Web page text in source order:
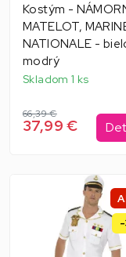
Kostým -
MATELOT,
NATIONALE -
modrý
Skladom 1 ks
66,39 €
37,99 €
-